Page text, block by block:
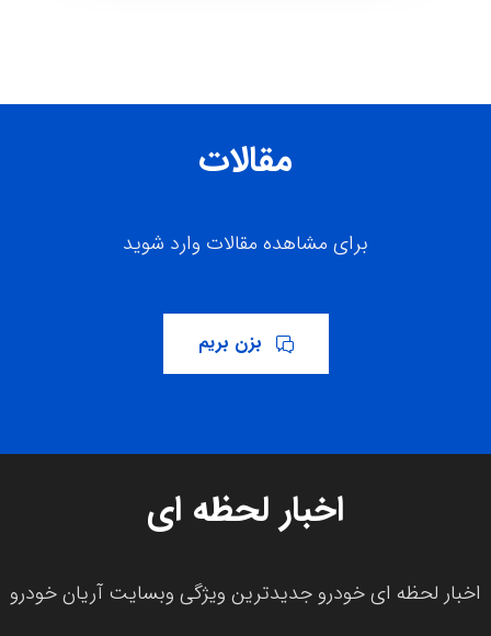
مقالات
برای مشاهده مقالات وارد شوید
بزن بریم
اخبار لحظه ای
اخبار لحظه ای خودرو جدیدترین ویژگی وبسایت آریان خودرو